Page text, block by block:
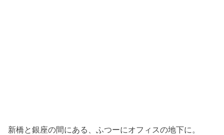
新橋と銀座の間にある、ふつーにオフィスの地下に。